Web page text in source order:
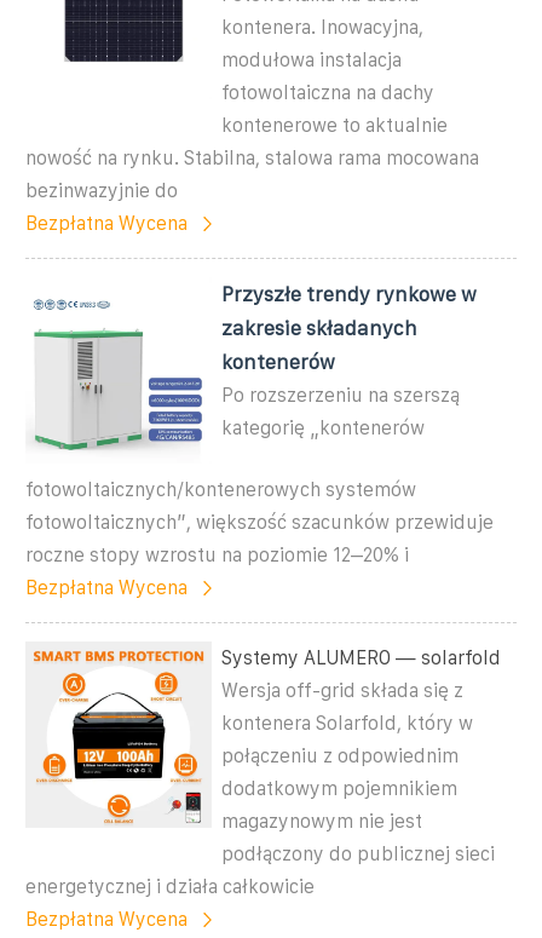
kontenera. Inowacyjna,
modułowa instalacja
fotowoltaiczna na dachy
kontenerowe to aktualnie
nowość na rynku. Stabilna, stalowa rama mocowana
bezinwazyjnie do
Bezpłatna Wycena
Przyszłe trendy rynkowe w
zakresie składanych
kontenerów
Po rozszerzeniu na szerszą
kategorię „kontenerów
fotowoltaicznych/kontenerowych systemów
fotowoltaicznych”, większość szacunków przewiduje
roczne stopy wzrostu na poziomie 12–20% i
Bezpłatna Wycena
Systemy ALUMERO — solarfold
Wersja off-grid składa się z
kontenera Solarfold, który w
połączeniu z odpowiednim
dodatkowym pojemnikiem
magazynowym nie jest
podłączony do publicznej sieci
energetycznej i działa całkowicie
Bezpłatna Wycena